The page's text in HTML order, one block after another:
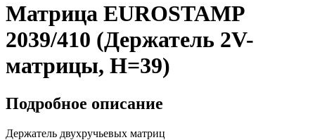
Матрица EUROSTAMP
2039/410 (Держатель 2V-
матрицы, H=39)
Подробное описание
Держатель двухручьевых матриц